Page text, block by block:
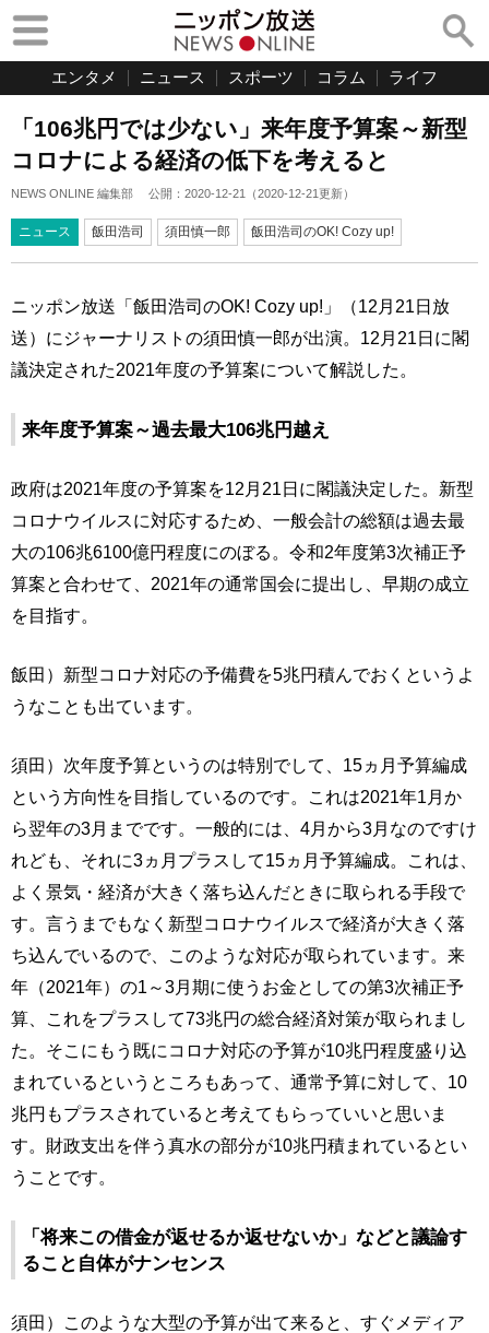
エンタメ ニュース スポーツ コラム ライフ
「106兆円では少ない」来年度予算案～新型
コロナによる経済の低下を考えると
NEWS ONLINE 編集部 公開： 2020-12-21 （2020-12-21更新）
ニュース 飯田浩司 須田慎一郎 飯田浩司のOK! Cozy up!
ニッポン放送「飯田浩司のOK! Cozy up!」（12月21日放
送）にジャーナリストの須田慎一郎が出演。12月21日に閣
議決定された2021年度の予算案について解説した。
来年度予算案～過去最大106兆円越え
政府は2021年度の予算案を12月21日に閣議決定した。新型
コロナウイルスに対応するため、一般会計の総額は過去最
大の106兆6100億円程度にのぼる。令和2年度第3次補正予
算案と合わせて、2021年の通常国会に提出し、早期の成立
を目指す。
飯田）新型コロナ対応の予備費を5兆円積んでおくというよ
うなことも出ています。
須田）次年度予算というのは特別でして、15ヵ月予算編成
という方向性を目指しているのです。これは2021年1月か
ら翌年の3月までです。一般的には、4月から3月なのですけ
れども、それに3ヵ月プラスして15ヵ月予算編成。これは、
よく景気・経済が大きく落ち込んだときに取られる手段で
す。言うまでもなく新型コロナウイルスで経済が大きく落
ち込んでいるので、このような対応が取られています。来
年（2021年）の1～3月期に使うお金としての第3次補正予
算、これをプラスして73兆円の総合経済対策が取られまし
た。そこにもう既にコロナ対応の予算が10兆円程度盛り込
まれているというところもあって、通常予算に対して、10
兆円もプラスされていると考えてもらっていいと思いま
す。財政支出を伴う真水の部分が10兆円積まれているとい
うことです。
「将来この借金が返せるか返せないか」などと議論す
ること自体がナンセンス
須田）このような大型の予算が出て来ると、すぐメディア